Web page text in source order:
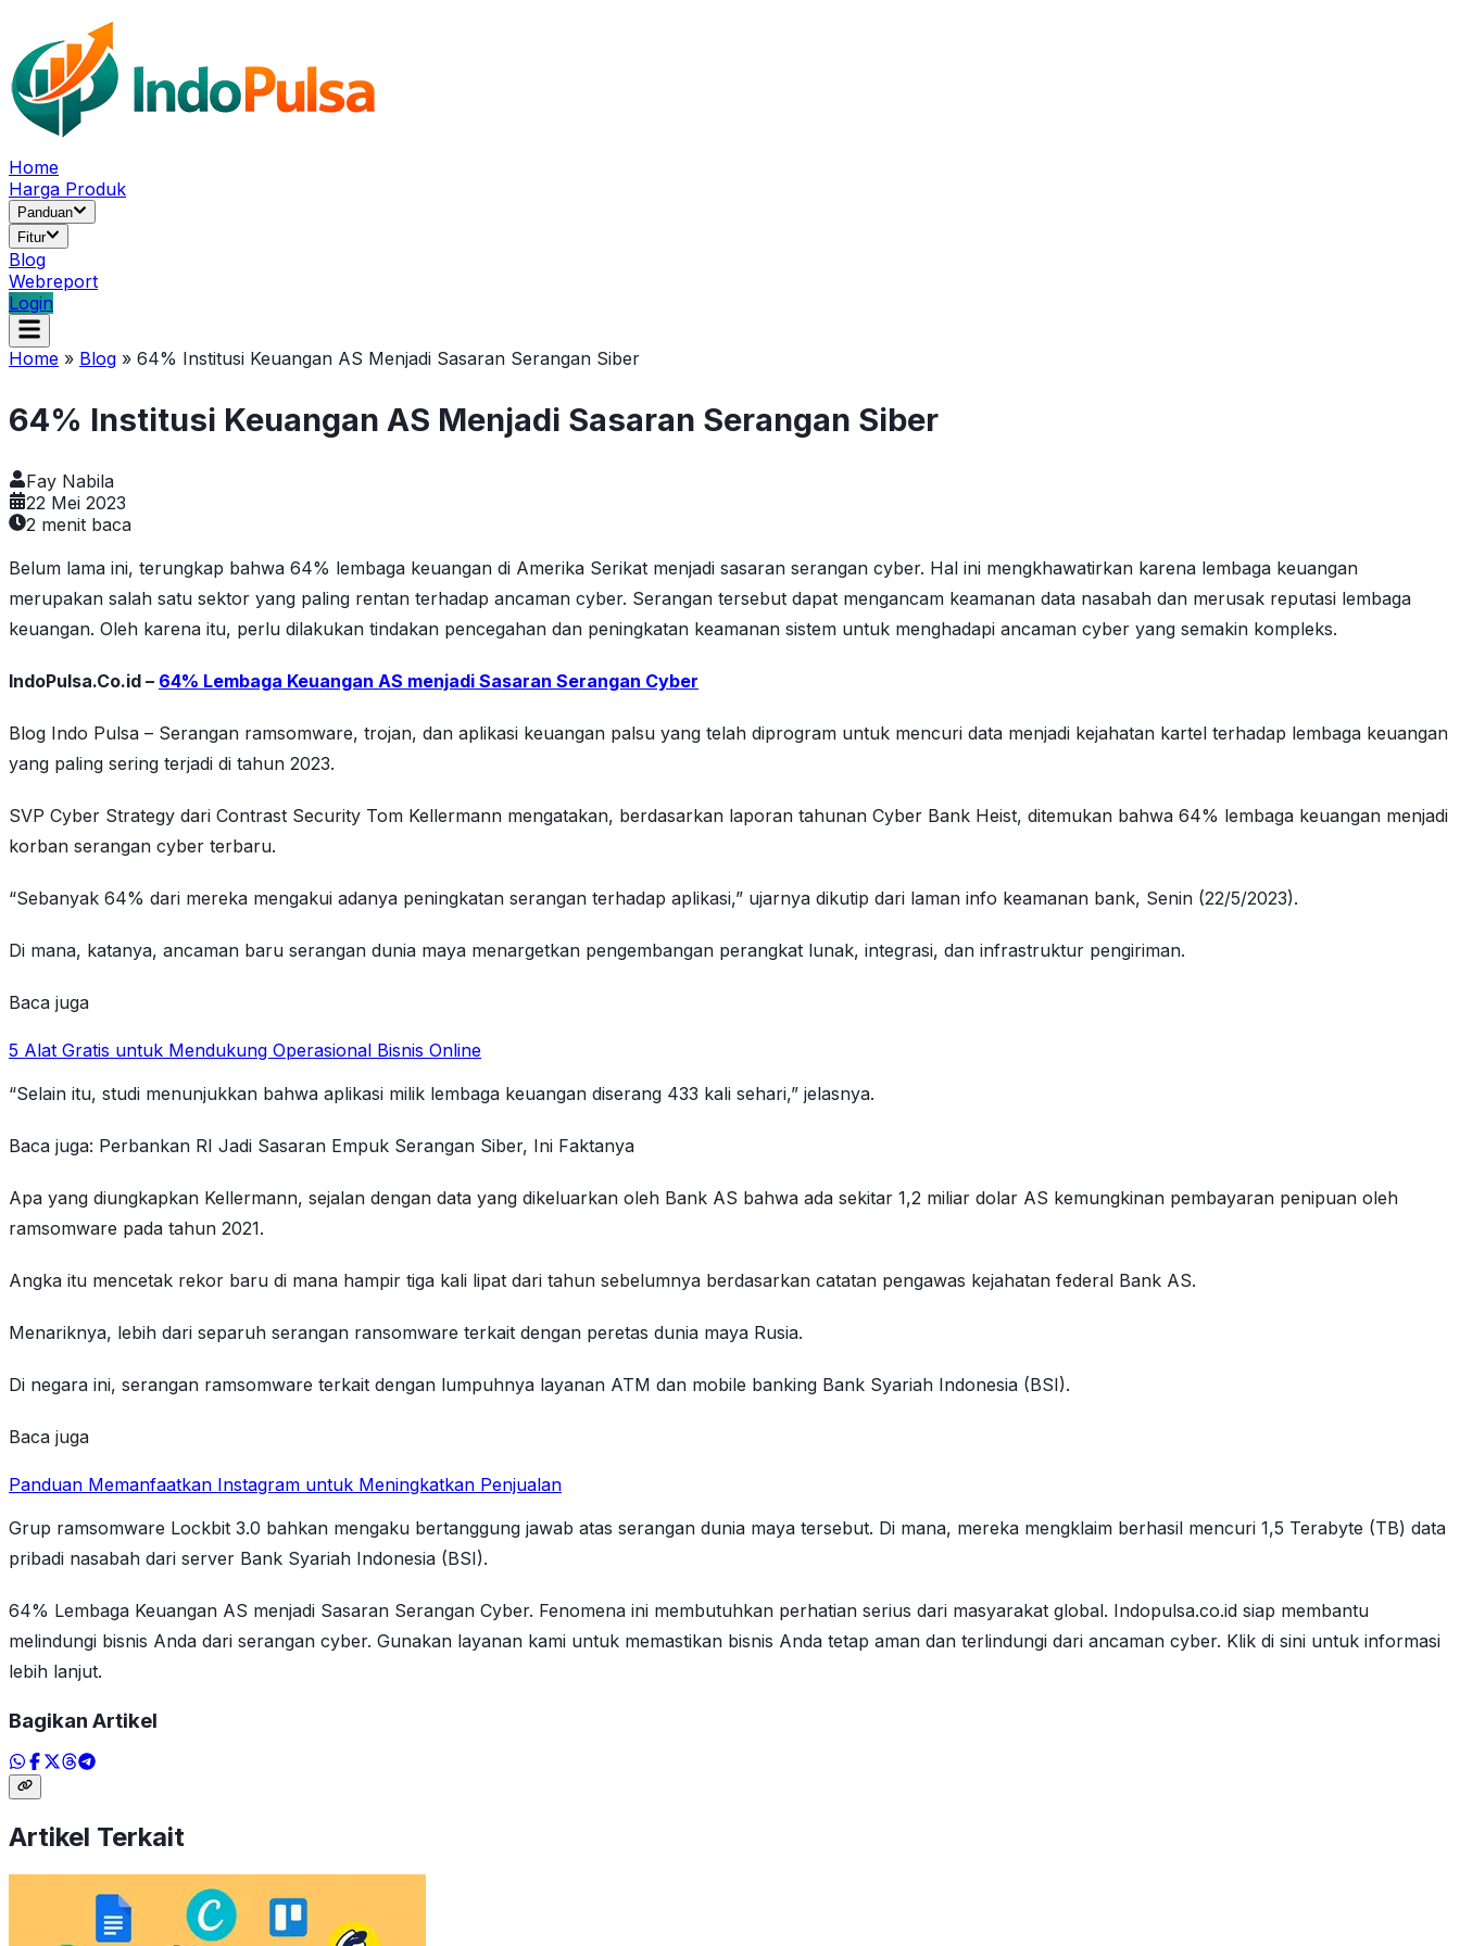
Home
Harga Produk
Panduan
Fitur
Blog
Webreport
Login
Home » Blog » 64% Institusi Keuangan AS Menjadi Sasaran Serangan Siber
64% Institusi Keuangan AS Menjadi Sasaran Serangan Siber
Fay Nabila
22 Mei 2023
2 menit baca
Belum lama ini, terungkap bahwa 64% lembaga keuangan di Amerika Serikat menjadi sasaran serangan cyber. Hal ini mengkhawatirkan karena lembaga keuangan
merupakan salah satu sektor yang paling rentan terhadap ancaman cyber. Serangan tersebut dapat mengancam keamanan data nasabah dan merusak reputasi lembaga
keuangan. Oleh karena itu, perlu dilakukan tindakan pencegahan dan peningkatan keamanan sistem untuk menghadapi ancaman cyber yang semakin kompleks.
IndoPulsa.Co.id – 64% Lembaga Keuangan AS menjadi Sasaran Serangan Cyber
Blog Indo Pulsa – Serangan ramsomware, trojan, dan aplikasi keuangan palsu yang telah diprogram untuk mencuri data menjadi kejahatan kartel terhadap lembaga keuangan
yang paling sering terjadi di tahun 2023.
SVP Cyber ​​​​Strategy dari Contrast Security Tom Kellermann mengatakan, berdasarkan laporan tahunan Cyber ​​​​Bank Heist, ditemukan bahwa 64% lembaga keuangan menjadi
korban serangan cyber terbaru.
“Sebanyak 64% dari mereka mengakui adanya peningkatan serangan terhadap aplikasi,” ujarnya dikutip dari laman info keamanan bank, Senin (22/5/2023).
Di mana, katanya, ancaman baru serangan dunia maya menargetkan pengembangan perangkat lunak, integrasi, dan infrastruktur pengiriman.
Baca juga
5 Alat Gratis untuk Mendukung Operasional Bisnis Online
“Selain itu, studi menunjukkan bahwa aplikasi milik lembaga keuangan diserang 433 kali sehari,” jelasnya.
Baca juga: Perbankan RI Jadi Sasaran Empuk Serangan Siber, Ini Faktanya
Apa yang diungkapkan Kellermann, sejalan dengan data yang dikeluarkan oleh Bank AS bahwa ada sekitar 1,2 miliar dolar AS kemungkinan pembayaran penipuan oleh
ramsomware pada tahun 2021.
Angka itu mencetak rekor baru di mana hampir tiga kali lipat dari tahun sebelumnya berdasarkan catatan pengawas kejahatan federal Bank AS.
Menariknya, lebih dari separuh serangan ransomware terkait dengan peretas dunia maya Rusia.
Di negara ini, serangan ramsomware terkait dengan lumpuhnya layanan ATM dan mobile banking Bank Syariah Indonesia (BSI).
Baca juga
Panduan Memanfaatkan Instagram untuk Meningkatkan Penjualan
Grup ramsomware Lockbit 3.0 bahkan mengaku bertanggung jawab atas serangan dunia maya tersebut. Di mana, mereka mengklaim berhasil mencuri 1,5 Terabyte (TB) data
pribadi nasabah dari server Bank Syariah Indonesia (BSI).
64% Lembaga Keuangan AS menjadi Sasaran Serangan Cyber. Fenomena ini membutuhkan perhatian serius dari masyarakat global. Indopulsa.co.id siap membantu
melindungi bisnis Anda dari serangan cyber. Gunakan layanan kami untuk memastikan bisnis Anda tetap aman dan terlindungi dari ancaman cyber. Klik di sini untuk informasi
lebih lanjut.
Bagikan Artikel
Artikel Terkait